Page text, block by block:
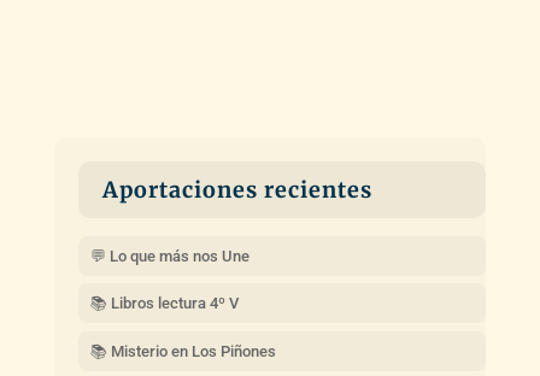
Aportaciones recientes
💬 Lo que más nos Une
📚 Libros lectura 4º V
📚 Misterio en Los Piñones